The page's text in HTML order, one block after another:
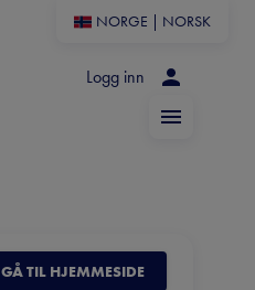
NORGE NORSK
Logg inn
GÅ TIL HJEMMESIDE